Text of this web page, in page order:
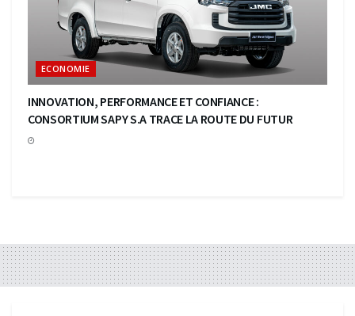
ECONOMIE
INNOVATION, PERFORMANCE ET CONFIANCE :
CONSORTIUM SAPY S.A TRACE LA ROUTE DU FUTUR